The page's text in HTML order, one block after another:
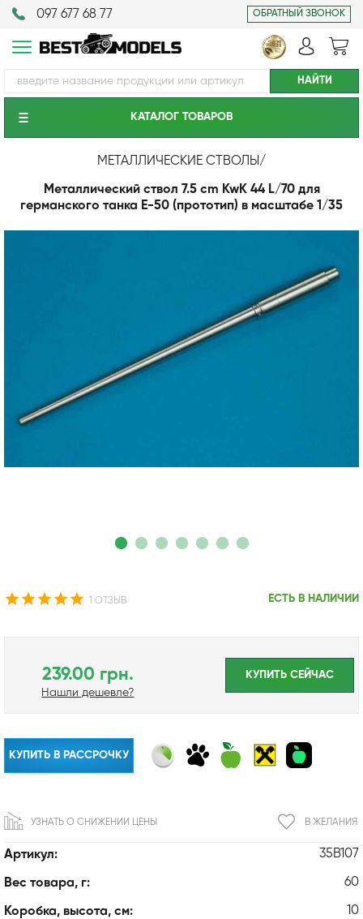
097 677 68 77 ОБРАТНЫЙ ЗВОНОК
КАТАЛОГ ТОВАРОВ
МЕТАЛЛИЧЕСКИЕ СТВОЛЫ /
Металлический ствол 7.5 cm KwK 44 L/70 для
германского танка E-50 (прототип) в масштабе 1/35
1 ОТЗЫВ ЕСТЬ В НАЛИЧИИ
Артикул: 35B107
Вес товара, г: 60
Коробка, высота, см: 10
239.00 грн.
Нашли дешевле?
КУПИТЬ CЕЙЧАС
КУПИТЬ В РАССРОЧКУ
В ЖЕЛАНИЯ
УЗНАТЬ О СНИЖЕНИИ ЦЕНЫ